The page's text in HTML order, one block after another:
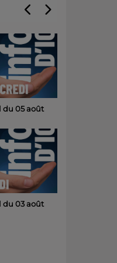
du 05 août
du 03 août